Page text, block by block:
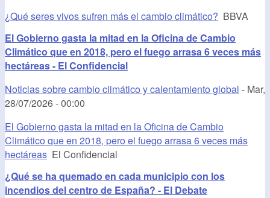
¿Qué seres vivos sufren más el cambio climático? BBVA
El Gobierno gasta la mitad en la Oficina de Cambio
Climático que en 2018, pero el fuego arrasa 6 veces más
hectáreas - El Confidencial
Noticias sobre cambio climático y calentamiento global - Mar,
28/07/2026 - 00:00
El Gobierno gasta la mitad en la Oficina de Cambio
Climático que en 2018, pero el fuego arrasa 6 veces más
hectáreas El Confidencial
¿Qué se ha quemado en cada municipio con los
incendios del centro de España? - El Debate